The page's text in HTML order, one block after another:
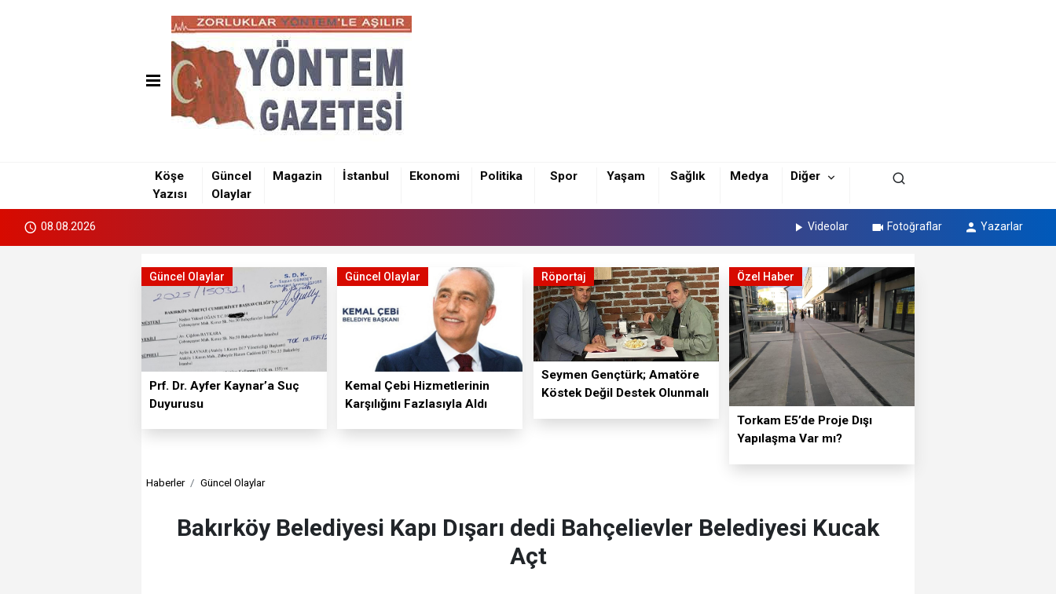
Köşe
Yazısı
Güncel
Olaylar
Magazin İstanbul Ekonomi Politika Spor Yaşam Sağlık Medya Diğer
08.08.2026 Videolar Fotoğraflar Yazarlar
Güncel Olaylar
Prf. Dr. Ayfer Kaynar’a Suç
Duyurusu
Güncel Olaylar
Kemal Çebi Hizmetlerinin
Karşılığını Fazlasıyla Aldı
Röportaj
Seymen Gençtürk; Amatöre
Köstek Değil Destek Olunmalı
Özel Haber
Torkam E5’de Proje Dışı
Yapılaşma Var mı?
Haberler Güncel Olaylar
Bakırköy Belediyesi Kapı Dışarı dedi Bahçelievler Belediyesi Kucak
Açt